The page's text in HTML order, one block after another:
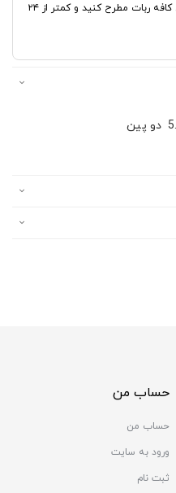
سوالات فنی خود را در انجمن کافه ربات مطرح کنید و کمتر از ۲۴
حساب من
حساب من
ورود به سایت
ثبت نام